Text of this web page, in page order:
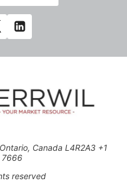
Canada L4R2A3 +1
7666
reserved